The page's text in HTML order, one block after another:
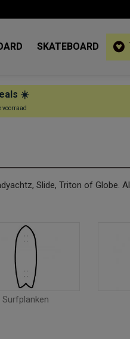
SKATEBOARD
☀️
voorraad
Slide, Triton of Globe.
Surfplanken